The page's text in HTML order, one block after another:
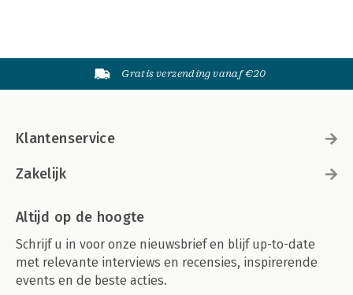
Gratis verzending vanaf €20
Klantenservice
Zakelijk
Altijd op de hoogte
Schrijf u in voor onze nieuwsbrief en blijf up-to-date
met relevante interviews en recensies, inspirerende
events en de beste acties.